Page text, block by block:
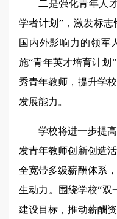
二是强化青年人
学者计划”，激发标
国内外影响力的领军
施“青年英才培育计划
秀青年教师，提升学
发展能力。
学校将进一步提
发青年教师创新创造
全宽带多级薪酬体系
生动力。围绕学校“双
建设目标，推动薪酬